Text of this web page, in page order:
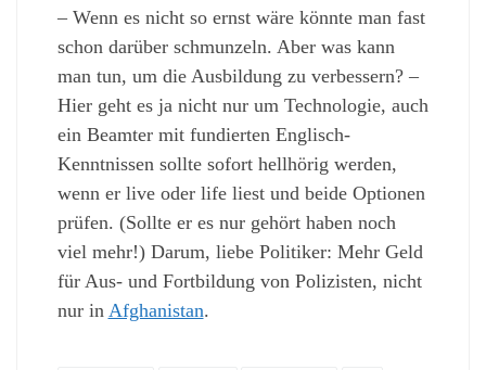
– Wenn es nicht so ernst wäre könnte man fast
schon darüber schmunzeln. Aber was kann
man tun, um die Ausbildung zu verbessern? –
Hier geht es ja nicht nur um Technologie, auch
ein Beamter mit fundierten Englisch-
Kenntnissen sollte sofort hellhörig werden,
wenn er live oder life liest und beide Optionen
prüfen. (Sollte er es nur gehört haben noch
viel mehr!) Darum, liebe Politiker: Mehr Geld
für Aus- und Fortbildung von Polizisten, nicht
nur in Afghanistan.